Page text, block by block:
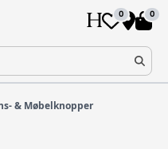
0 0
& Møbelknopper